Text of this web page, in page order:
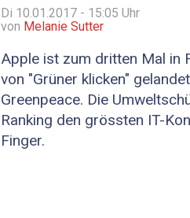
Di 10.01.2017 - 15:05 Uhr
von Melanie Sutter
Apple ist zum dritten Mal in
von "Grüner klicken"
Greenpeace. Die
Ranking den grössten IT-
Finger.